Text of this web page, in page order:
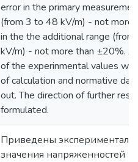
error in the primary
(from 3 to 48 kV/m) - not more
in the the additional range
kV/m) - not more than ±20%. A
of the experinmental values
of calculation and normative
out. The direction of further
formulated.
Приведены
значения напряженностей